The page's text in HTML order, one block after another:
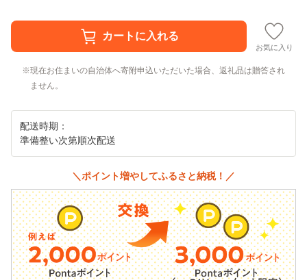
お気に入り
現在お住まいの自治体へ寄附申込いただいた場合、返礼品は贈答され
ません。
配送時期：
準備整い次第順次配送
＼ポイント増やしてふるさと納税！／